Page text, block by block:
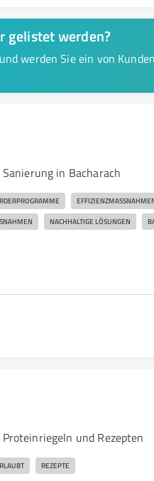
gelistet werden?
werden Sie ein von
in Bacharach
EFFIZIENZMASSNAHMEN
NACHHALTIGE LÖSUNGEN
und Rezepten
REZEPTE